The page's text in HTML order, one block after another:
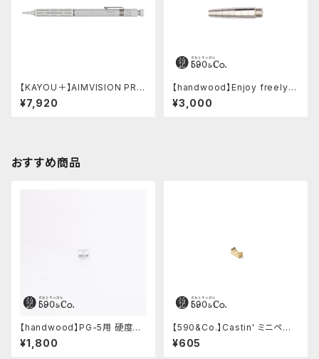
【KAYOU＋】AIMVISION PR
O/エイムビジョンプロ (スノー
ホワイト)
¥7,920
【handwood】Enjoy freely
前軸 (ステンレス)
¥3,000
おすすめ商品
【handwood】PG-5用 硬度表
示窓 (超超ジュラルミン/楕円)
¥1,800
【590&Co.】Castin' ミニペン
枕 (S)
¥605